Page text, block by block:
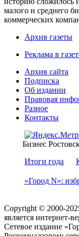
малого и среднего
коммерческих
Архив газеты
Реклама в
Архив сайта
Подписка
Об издании
Правовая
Разное
Контакты
Бизнес
Итоги года
«Город N»:
Copyright © 2000-
является интернет-
Сетевое издание